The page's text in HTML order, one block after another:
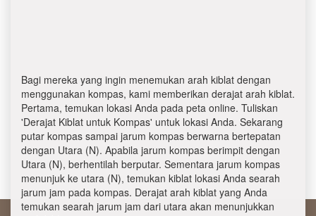
Bagi mereka yang ingin menemukan arah kiblat dengan
menggunakan kompas, kami memberikan derajat arah kiblat.
Pertama, temukan lokasi Anda pada peta online. Tuliskan
'Derajat Kiblat untuk Kompas' untuk lokasi Anda. Sekarang
putar kompas sampai jarum kompas berwarna bertepatan
dengan Utara (N). Apabila jarum kompas berimpit dengan
Utara (N), berhentilah berputar. Sementara jarum kompas
menunjuk ke utara (N), temukan kiblat lokasi Anda searah
jarum jam pada kompas. Derajat arah kiblat yang Anda
temukan searah jarum jam dari utara akan menunjukkan